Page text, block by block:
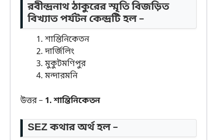
রবীন্দ্রনাথ ঠাকুরের স্মৃতি বিজড়িত
বিখ্যাত পর্যটন কেন্দ্রটি হল –
শান্তিনিকেতন
দার্জিলিং
মুকুটমণিপুর
মন্দারমনি
উত্তর – 1. শান্তিনিকেতন
SEZ কথার অর্থ হল –